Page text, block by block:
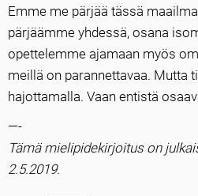
Emme me pärjää tässä
pärjäämme yhdessä, osana
opettelemme ajamaan myös
meillä on parannettavaa. Mutta
hajottamalla. Vaan entistä
—-
Tämä mielipidekirjoitus on
2.5.2019.